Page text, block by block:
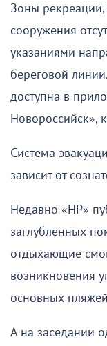
Зоны
сооружения
указаниями
береговой
доступна в
Новороссийск»,
Система
зависит от
Недавно «НР»
заглубленных
отдыхающие
возникновения
основных
А на заседании